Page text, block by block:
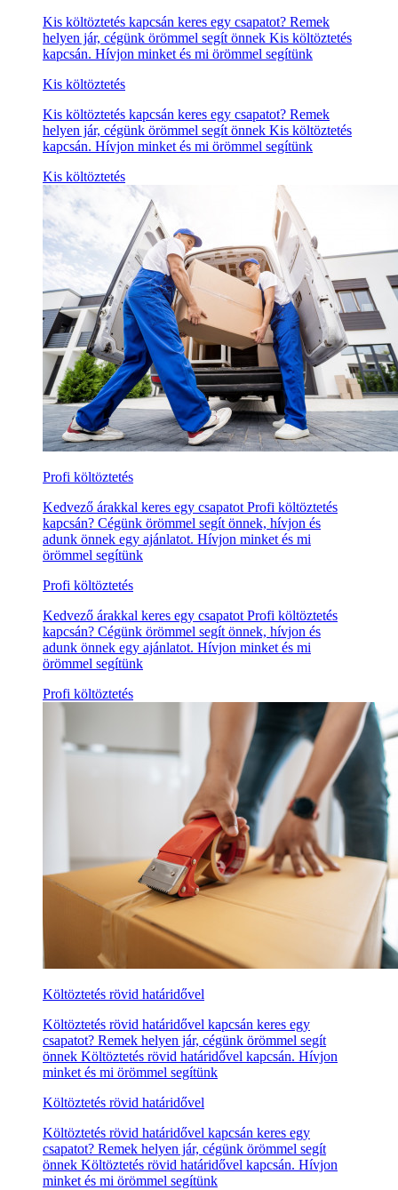
Kis költöztetés kapcsán keres egy csapatot? Remek
helyen jár, cégünk örömmel segít önnek Kis költöztetés
kapcsán. Hívjon minket és mi örömmel segítünk
Kis költöztetés
Kis költöztetés kapcsán keres egy csapatot? Remek
helyen jár, cégünk örömmel segít önnek Kis költöztetés
kapcsán. Hívjon minket és mi örömmel segítünk
Kis költöztetés
Profi költöztetés
Kedvező árakkal keres egy csapatot Profi költöztetés
kapcsán? Cégünk örömmel segít önnek, hívjon és
adunk önnek egy ajánlatot. Hívjon minket és mi
örömmel segítünk
Profi költöztetés
Kedvező árakkal keres egy csapatot Profi költöztetés
kapcsán? Cégünk örömmel segít önnek, hívjon és
adunk önnek egy ajánlatot. Hívjon minket és mi
örömmel segítünk
Profi költöztetés
Költöztetés rövid határidővel
Költöztetés rövid határidővel kapcsán keres egy
csapatot? Remek helyen jár, cégünk örömmel segít
önnek Költöztetés rövid határidővel kapcsán. Hívjon
minket és mi örömmel segítünk
Költöztetés rövid határidővel
Költöztetés rövid határidővel kapcsán keres egy
csapatot? Remek helyen jár, cégünk örömmel segít
önnek Költöztetés rövid határidővel kapcsán. Hívjon
minket és mi örömmel segítünk